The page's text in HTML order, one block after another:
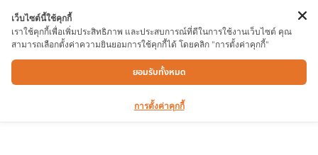
ประแจจับแป๊ปขาคู่ OKURA 4″
เว็บไซต์นี้ใช้คุกกี้
เราใช้คุกกี้เพื่อเพิ่มประสิทธิภาพ และประสบการณ์ที่ดีในการใช้งานเว็บไซต์ คุณ
สามารถเลือกตั้งค่าความยินยอมการใช้คุกกี้ได้ โดยคลิก "การตั้งค่าคุกกี้"
ยอมรับทั้งหมด
การตั้งค่าคุกกี้